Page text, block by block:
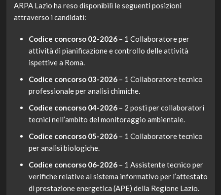
ARPA Lazio ha reso disponibili le seguenti posizioni
attraverso i candidati:
Codice concorso 02-2026– 1 Collaboratore per
attività di pianificazione e controllo delle attività
ispettive a Roma.
Codice concorso 03-2026– 1 Collaboratore tecnico
professionale per analisi chimiche.
Codice concorso 04-2026– 2 posti per collaboratori
tecnici nell’ambito del monitoraggio ambientale.
Codice concorso 05-2026– 1 Collaboratore tecnico
per analisi biologiche.
Codice concorso 06-2026– 1 Assistente tecnico per
verifiche relative al sistema informativo per l’attestato
di prestazione energetica (APE) della Regione Lazio.